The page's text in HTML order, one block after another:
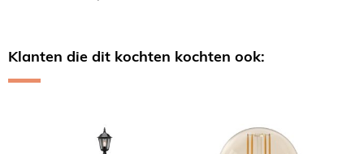
Klanten die dit kochten kochten ook: